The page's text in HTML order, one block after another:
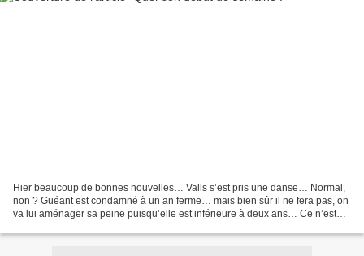
Hier beaucoup de bonnes nouvelles… Valls s’est pris une danse… Normal,
non ? Guéant est condamné à un an ferme… mais bien sûr il ne fera pas, on
va lui aménager sa peine puisqu’elle est inférieure à deux ans… Ce n’est